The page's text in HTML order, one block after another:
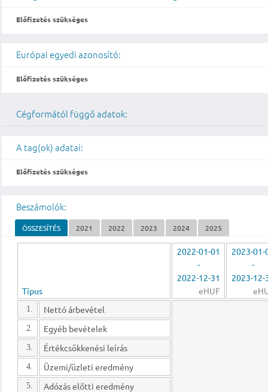
Előfizetés szükséges
Európai egyedi azonosító:
Előfizetés szükséges
Cégformától függő adatok:
A tag(ok) adatai:
Előfizetés szükséges
Beszámolók:
ÖSSZESÍTÉS 2021 2022 2023 2024 2025
Típus
2022-01-01
-
2022-12-31
eHUF
2023-01-
-
2023-12-
1. Nettó árbevétel
2. Egyéb bevételek
3. Értékcsökkenési leírás
4. Üzemi/üzleti eredmény
5. Adózás előtti eredmény